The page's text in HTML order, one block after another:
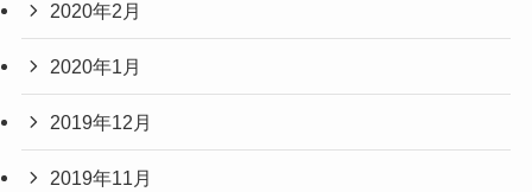
2020年2月
2020年1月
2019年12月
2019年11月